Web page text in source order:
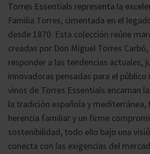
Torres Essentials representa la
Familia Torres, cimentada en el
desde 1870. Esta colección reúne
creadas por Don Miguel Torres
responder a las tendencias actuales,
innovadoras pensadas para el
vinos de Torres Essentials encarnan
la tradición española y mediterránea,
herencia familiar y un firme
sostenibilidad, todo ello bajo una
conecta con las exigencias del